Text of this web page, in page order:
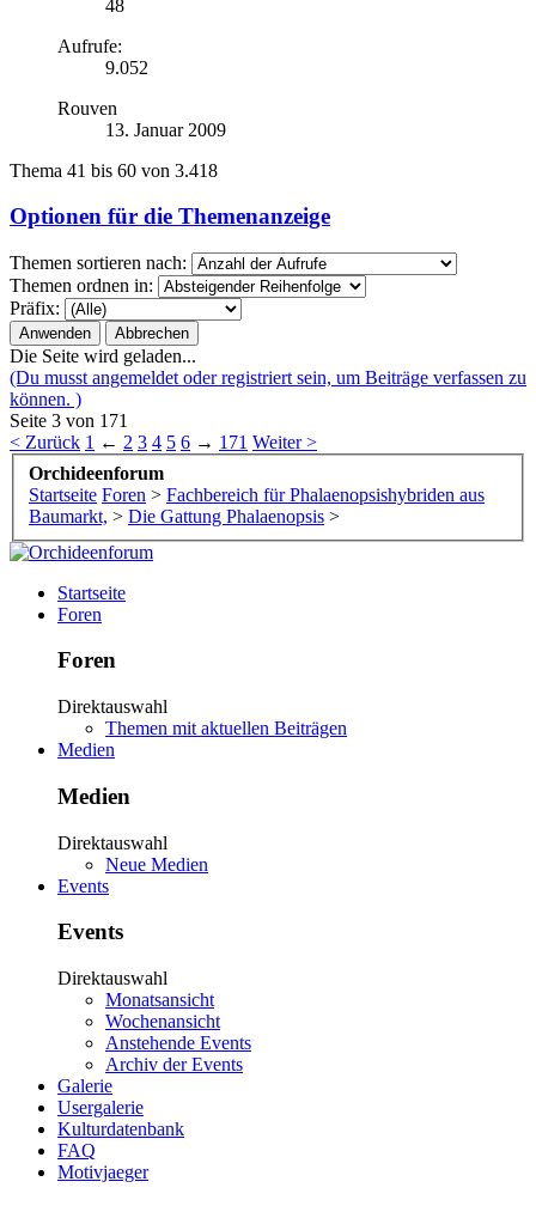
48
Aufrufe:
9.052
Rouven
13. Januar 2009
Thema 41 bis 60 von 3.418
Optionen für die Themenanzeige
Themen sortieren nach:
Themen ordnen in:
Präfix:
Die Seite wird geladen...
(Du musst angemeldet oder registriert sein, um Beiträge verfassen zu
können. )
Seite 3 von 171
< Zurück 1 ← 2 3 4 5 6 → 171 Weiter >
Orchideenforum
Startseite Foren > Fachbereich für Phalaenopsishybriden aus
Baumarkt, > Die Gattung Phalaenopsis >
Startseite
Foren
Foren
Direktauswahl
Themen mit aktuellen Beiträgen
Medien
Medien
Direktauswahl
Neue Medien
Events
Events
Direktauswahl
Monatsansicht
Wochenansicht
Anstehende Events
Archiv der Events
Galerie
Usergalerie
Kulturdatenbank
FAQ
Motivjaeger